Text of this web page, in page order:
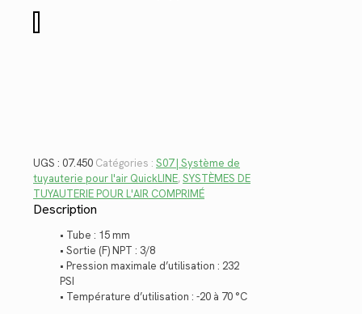
de
UGS : 07.450 Catégories : S07 | Système de
tuyauterie pour l'air QuickLINE,SYSTÈMES DE
TUYAUTERIE POUR L'AIR COMPRIMÉ
Description
• Tube : 15 mm
• Sortie (F) NPT : 3/8
• Pression maximale d’utilisation : 232
PSI
• Température d’utilisation : -20 à 70 °C